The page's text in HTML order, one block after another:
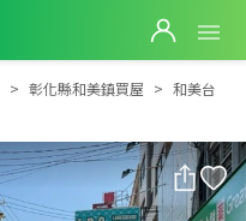
和美台電旁建地
彰化縣和美鎮買屋
和美台